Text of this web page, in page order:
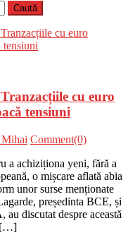
cu euro
tensiuni
Comment(0)
a achiziționa yeni, fără a
o mișcare aflată abia
unor surse menționate
președinta BCE, și
au discutat despre această
[…]